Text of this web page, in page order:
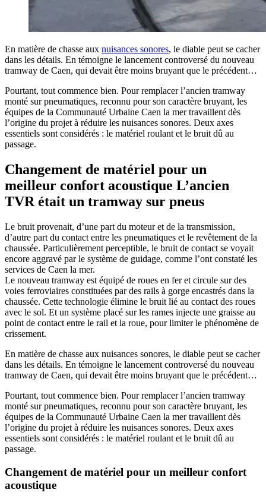
En matière de chasse aux nuisances sonores, le diable peut se cacher
dans les détails. En témoigne le lancement controversé du nouveau
tramway de Caen, qui devait être moins bruyant que le précédent…
Pourtant, tout commence bien. Pour remplacer l’ancien tramway
monté sur pneumatiques, reconnu pour son caractère bruyant, les
équipes de la Communauté Urbaine Caen la mer travaillent dès
l’origine du projet à réduire les nuisances sonores. Deux axes
essentiels sont considérés : le matériel roulant et le bruit dû au
passage.
Changement de matériel pour un
meilleur confort acoustique L’ancien
TVR était un tramway sur pneus
Le bruit provenait, d’une part du moteur et de la transmission,
d’autre part du contact entre les pneumatiques et le revêtement de la
chaussée. Particulièrement perceptible, le bruit de contact se voyait
encore aggravé par le système de guidage, comme l’ont constaté les
services de Caen la mer.
Le nouveau tramway est équipé de roues en fer et circule sur des
voies ferroviaires constituées par des rails à gorge encastrés dans la
chaussée. Cette technologie élimine le bruit lié au contact des roues
avec le sol. Et un système placé sur les rames injecte une graisse au
point de contact entre le rail et la roue, pour limiter le phénomène de
crissement.
En matière de chasse aux nuisances sonores, le diable peut se cacher
dans les détails. En témoigne le lancement controversé du nouveau
tramway de Caen, qui devait être moins bruyant que le précédent…
Pourtant, tout commence bien. Pour remplacer l’ancien tramway
monté sur pneumatiques, reconnu pour son caractère bruyant, les
équipes de la Communauté Urbaine Caen la mer travaillent dès
l’origine du projet à réduire les nuisances sonores. Deux axes
essentiels sont considérés : le matériel roulant et le bruit dû au
passage.
Changement de matériel pour un meilleur confort
acoustique